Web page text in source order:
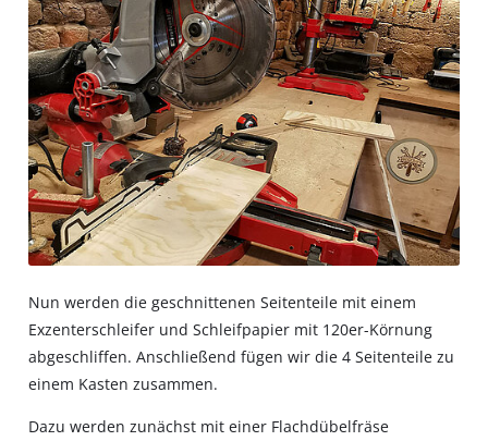
Nun werden die geschnittenen Seitenteile mit einem
Exzenterschleifer und Schleifpapier mit 120er-Körnung
abgeschliffen. Anschließend fügen wir die 4 Seitenteile zu
einem Kasten zusammen.
Dazu werden zunächst mit einer Flachdübelfräse